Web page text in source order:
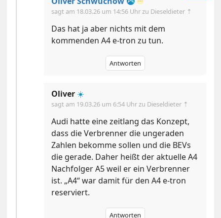
sagt am 18.03.26 um 14:56 Uhrzu Dieseldieter ⇡
Das hat ja aber nichts mit dem
kommenden A4 e-tron zu tun.
Antworten
Oliver ☀️
sagt am 19.03.26 um 6:54 Uhrzu Dieseldieter ⇡
Audi hatte eine zeitlang das Konzept,
dass die Verbrenner die ungeraden
Zahlen bekomme sollen und die BEVs
die gerade. Daher heißt der aktuelle A4
Nachfolger A5 weil er ein Verbrenner
ist. „A4“ war damit für den A4 e-tron
reserviert.
Antworten